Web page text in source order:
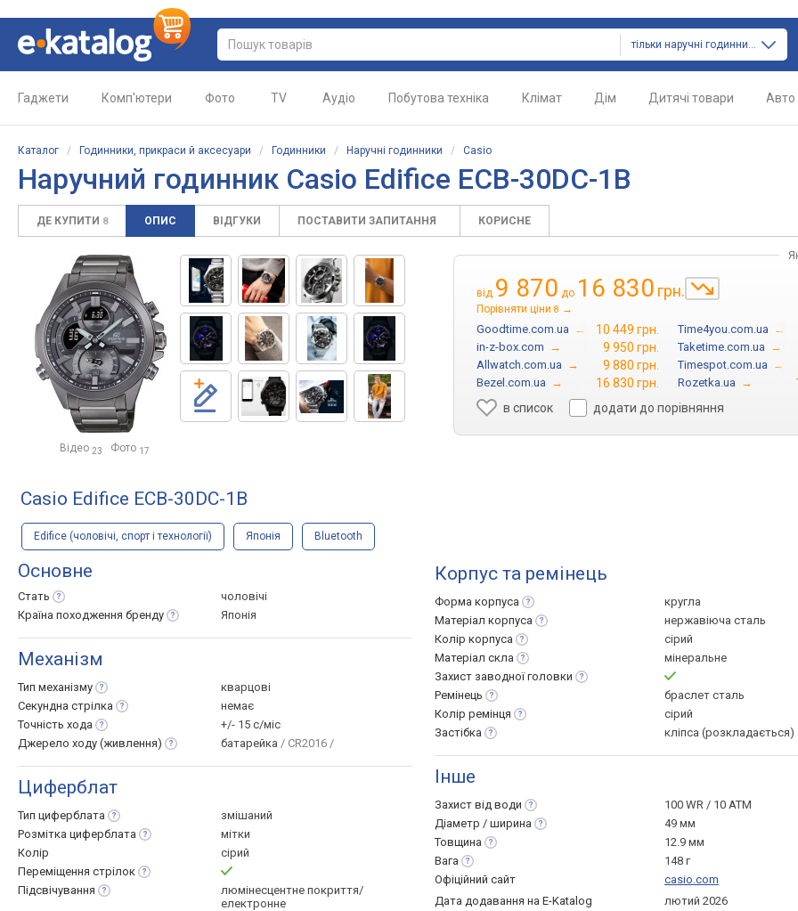
тільки наручні годинники
Гаджети Комп'ютери Фото TV Аудіо Побутова техніка Клімат Дім Дитячі товари Авто
Каталог / Годинники, прикраси й аксесуари / Годинники / Наручні годинники / Casio
Наручний годинник Casio Edifice ECB-30DC-1B
ДЕ КУПИТИ 8 ОПИС ВІДГУКИ ПОСТАВИТИ ЗАПИТАННЯ КОРИСНЕ
Відео 23 Фото 17
від 9 870 до 16 830 грн.
Порівняти ціни 8 →
Goodtime.com.ua → 10 449 грн. Time4you.com.ua →
in-z-box.com → 9 950 грн. Taketime.com.ua →
Allwatch.com.ua → 9 880 грн. Timespot.com.ua →
Bezel.com.ua → 16 830 грн. Rozetka.ua →
в список
додати до порівняння
Casio Edifice ECB-30DC-1B
Edifice (чоловічі, спорт і технології) Японія Bluetooth
Основне
Стать
чоловічі
Країна походження бренду Японія
Механізм
Тип механізму
кварцові
Секундна стрілка
немає
Точність хода
+/- 15 с/міс
Джерело ходу (живлення) батарейка / CR2016 /
Циферблат
Тип циферблата
змішаний
Розмітка циферблата
мітки
Колір
сірий
Переміщення стрілок
Підсвічування
люмінесцентне покриття/
електронне
Корпус та ремінець
Форма корпуса
кругла
Матеріал корпуса
нержавіюча сталь
Колір корпуса
сірий
Матеріал скла
мінеральне
Захист заводноїголовки
Ремінець
браслет сталь
Колір ремінця
сірий
Застібка
кліпса (розкладається)
Інше
Захист від води
100 WR / 10 ATM
Діаметр / ширина
49 мм
Товщина
12.9 мм
Вага
148 г
Офіційний сайт
casio.com
Дата додавання на E-Katalog
лютий 2026